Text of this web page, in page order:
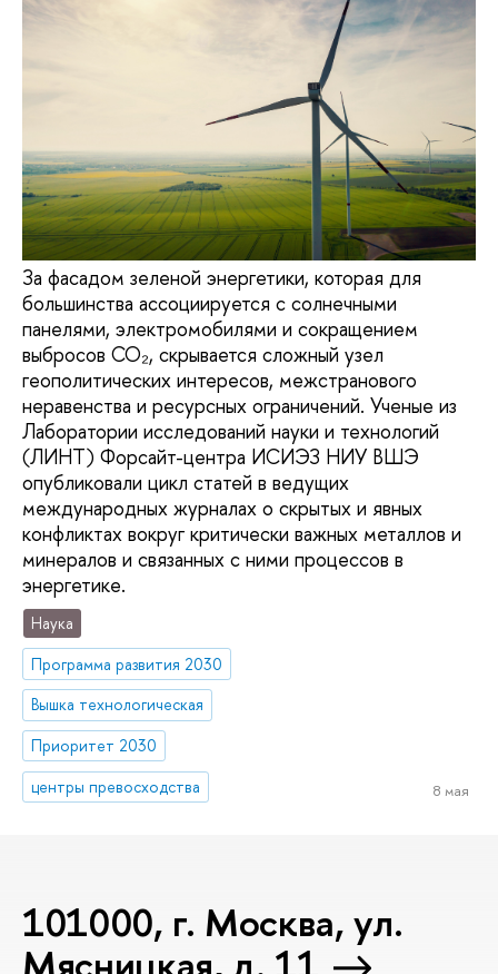
За фасадом зеленой энергетики, которая для
большинства ассоциируется с солнечными
панелями, электромобилями и сокращением
выбросов СО₂, скрывается сложный узел
геополитических интересов, межстранового
неравенства и ресурсных ограничений. Ученые из
Лаборатории исследований науки и технологий
(ЛИНТ) Форсайт-центра ИСИЭЗ НИУ ВШЭ
опубликовали цикл статей в ведущих
международных журналах о скрытых и явных
конфликтах вокруг критически важных металлов и
минералов и связанных с ними процессов в
энергетике.
Наука
Программа развития 2030
Вышка технологическая
Приоритет 2030
центры превосходства
8 мая
101000, г. Москва, ул.